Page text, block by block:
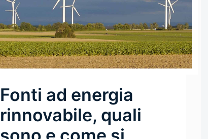
Fonti ad energia
rinnovabile, quali